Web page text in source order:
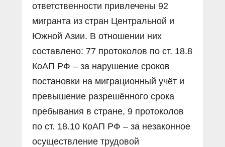
ответственности привлечены 92
мигранта из стран Центральной и
Южной Азии. В отношении них
составлено: 77 протоколов по ст. 18.8
КоАП РФ – за нарушение сроков
постановки на миграционный учёт и
превышение разрешённого срока
пребывания в стране, 9 протоколов
по ст. 18.10 КоАП РФ – за незаконное
осуществление трудовой